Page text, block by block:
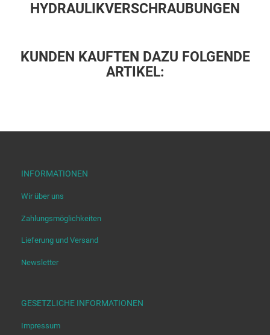
HYDRAULIKVERSCHRAUBUNGEN
KUNDEN KAUFTEN DAZU FOLGENDE
ARTIKEL:
INFORMATIONEN
Wir über uns
Zahlungsmöglichkeiten
Lieferung und Versand
Newsletter
GESETZLICHE INFORMATIONEN
Impressum